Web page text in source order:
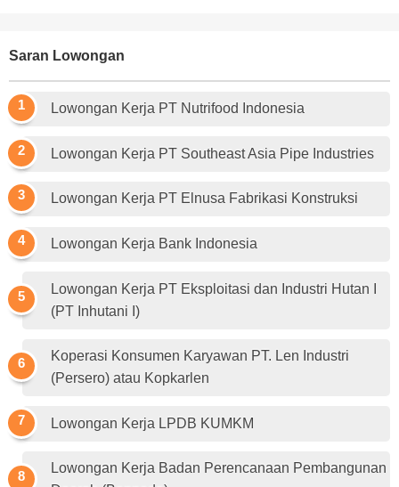
Saran Lowongan
Lowongan Kerja PT Nutrifood Indonesia
Lowongan Kerja PT Southeast Asia Pipe Industries
Lowongan Kerja PT Elnusa Fabrikasi Konstruksi
Lowongan Kerja Bank Indonesia
Lowongan Kerja PT Eksploitasi dan Industri Hutan I
(PT Inhutani I)
Koperasi Konsumen Karyawan PT. Len Industri
(Persero) atau Kopkarlen
Lowongan Kerja LPDB KUMKM
Lowongan Kerja Badan Perencanaan Pembangunan